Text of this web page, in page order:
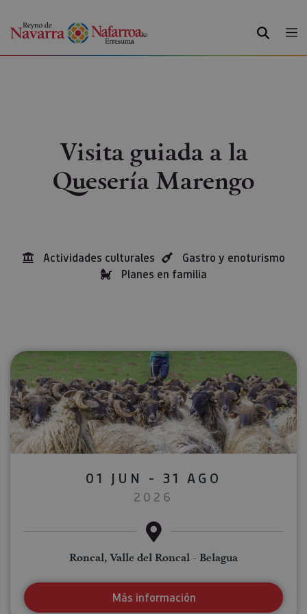
BUSCAR
Visita guiada a la
Quesería Marengo
Actividades culturales
Gastro y enoturismo
Planes en familia
01 JUN - 31 AGO
2026
Roncal, Valle del Roncal - Belagua
Más información